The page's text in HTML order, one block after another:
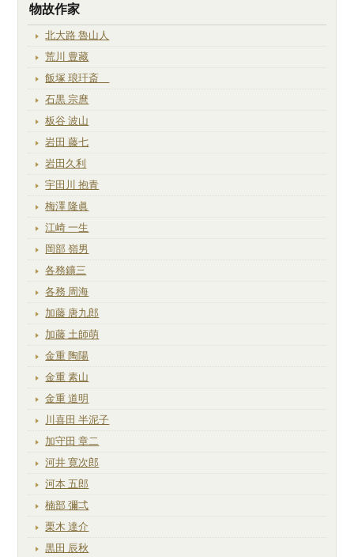
物故作家
北大路 魯山人
荒川 豊藏
飯塚 琅玕斎
石黒 宗麿
板谷 波山
岩田 藤七
岩田久利
宇田川 抱青
梅澤 隆眞
江崎 一生
岡部 嶺男
各務鑛三
各務 周海
加藤 唐九郎
加藤 土師萌
金重 陶陽
金重 素山
金重 道明
川喜田 半泥子
加守田 章二
河井 寛次郎
河本 五郎
楠部 彌弌
栗木 達介
黒田 辰秋